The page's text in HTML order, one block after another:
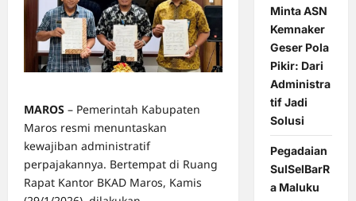
MAROS – Pemerintah Kabupaten
Maros resmi menuntaskan
kewajiban administratif
perpajakannya. Bertempat di Ruang
Rapat Kantor BKAD Maros, Kamis
Minta ASN
Kemnaker
Geser Pola
Pikir: Dari
Administra
tif Jadi
Solusi
Pegadaian
SulSelBarR
a Maluku